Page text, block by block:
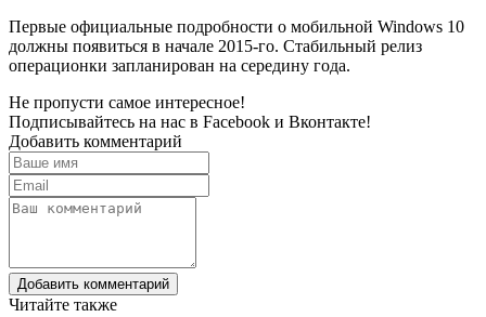
Первые официальные подробности о мобильной Windows 10
должны появиться в начале 2015-го. Стабильный релиз
операционки запланирован на середину года.
Не пропусти самое интересное!
Подписывайтесь на нас в Facebook и Вконтакте!
Добавить комментарий
Добавить комментарий
Читайте также